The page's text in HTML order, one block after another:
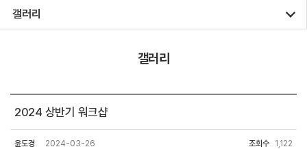
갤러리
갤러리
2024 상반기 워크샵
윤도경 2024-03-26 조회수 1,122